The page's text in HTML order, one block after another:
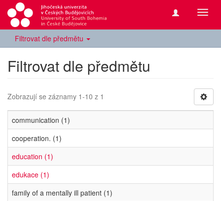
Filtrovat dle předmětu
Filtrovat dle předmětu
Zobrazují se záznamy 1-10 z 1
communication (1)
cooperation. (1)
education (1)
edukace (1)
family of a mentally ill patient (1)